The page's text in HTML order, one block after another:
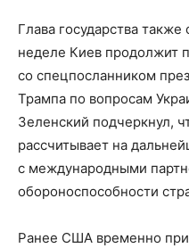
Глава государства
неделе Киев продолжит
со спецпосланником
Трампа по вопросам
Зеленский подчеркнул,
рассчитывает на
с международными
обороноспособности
Ранее США временно